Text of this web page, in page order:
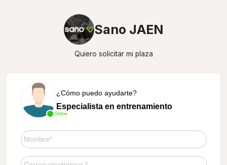
Sano JAEN
Quiero solicitar mi plaza
Online
¿Cómo puedo ayudarte?
Especialista en entrenamiento